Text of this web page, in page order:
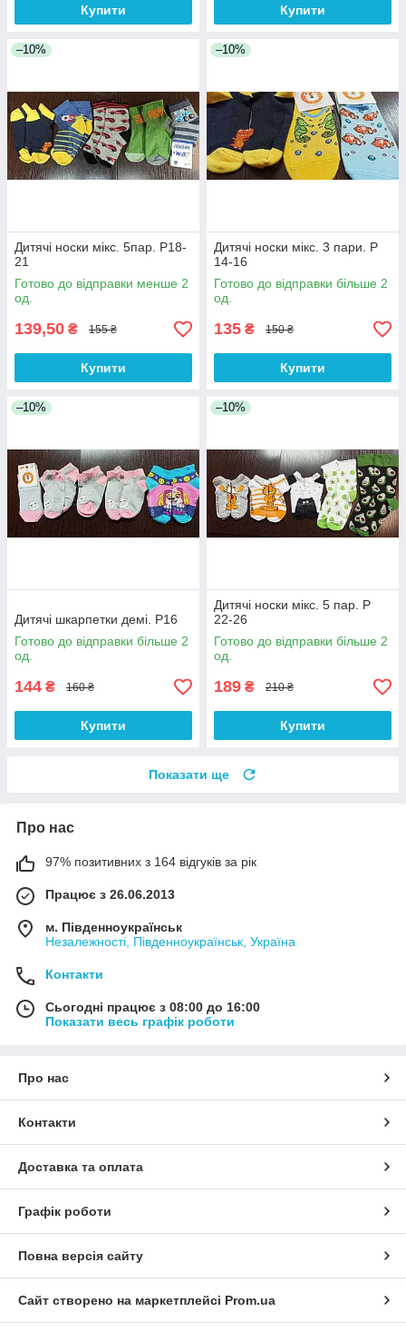
Купити Купити
–10%
Дитячі носки мікс. 5пар. Р18-
21
Готово до відправки менше 2
од.
139,50 ₴ 155 ₴
Купити
–10%
Дитячі носки мікс. 3 пари. Р
14-16
Готово до відправки більше 2
од.
135 ₴ 150 ₴
Купити
–10%
Дитячі шкарпетки демі. Р16
Готово до відправки більше 2
од.
144 ₴ 160 ₴
Купити
–10%
Дитячі носки мікс. 5 пар. Р
22-26
Готово до відправки більше 2
од.
189 ₴ 210 ₴
Купити
Показати ще
Про нас
97% позитивних з 164 відгуків за рік
Працює з 26.06.2013
м. Південноукраїнськ
Незалежності, Південноукраїнськ, Україна
Контакти
Сьогодні працює з 08:00 до 16:00
Показати весь графік роботи
Про нас
Контакти
Доставка та оплата
Графік роботи
Повна версія сайту
Сайт створено на маркетплейсі Prom.ua